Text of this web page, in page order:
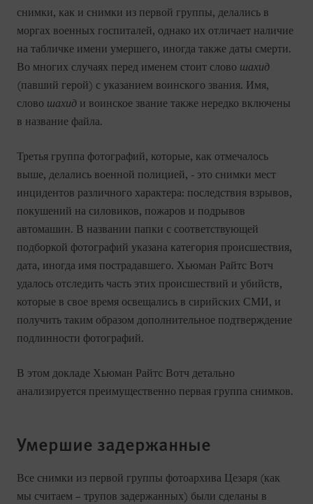
снимки, как и снимки из первой группы, делались в
моргах военных госпиталей, однако их отличает наличие
на табличке имени умершего, иногда также даты смерти.
Во многих случаях перед именем стоит слово шахид
(павший герой) с указанием воинского звания. Имя,
слово шахид и воинское звание также нередко включены
в название файла.
Третья группа фотографий, которые, как отмечалось
выше, делались военной полицией, - это снимки мест
инцидентов различного характера: последствия взрывов,
покушений на силовиков, пожаров и подрывов
автомашин. В названии папки с соответствующей
подборкой фотографий указана категория происшествия,
дата, иногда имя пострадавшего. Хьюман Райтс Вотч
удалось отследить часть этих происшествий и убийств,
которые в свое время освещались в сирийских СМИ, и
получить таким образом дополнительное подтверждение
подлинности фотографий.
В этом докладе Хьюман Райтс Вотч детально
анализируется преимущественно первая группа снимков.
Умершие задержанные
Все снимки из первой группы фотоархива Цезаря (как
мы считаем – трупов задержанных) были сделаны в